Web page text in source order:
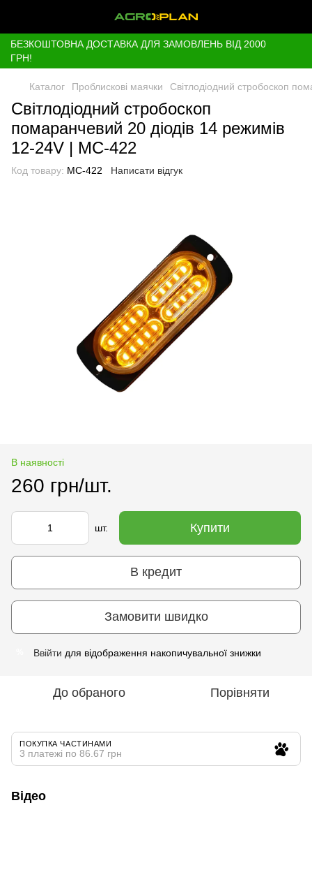
БЕЗКОШТОВНА ДОСТАВКА ДЛЯ ЗАМОВЛЕНЬ ВІД 2000
ГРН!
Каталог Проблискові маячки Світлодіодний стробоскоп
Світлодіодний стробоскоп
помаранчевий 20 діодів 14 режимів
12-24V | МС-422
Код товару: МС-422 Написати відгук
В наявності
260 грн/шт.
шт. Купити
В кредит
Замовити швидко
Ввійти для відображення накопичувальної знижки
До обраного Порівняти
ПОКУПКА ЧАСТИНАМИ
3 платежі по 86.67 грн
Відео